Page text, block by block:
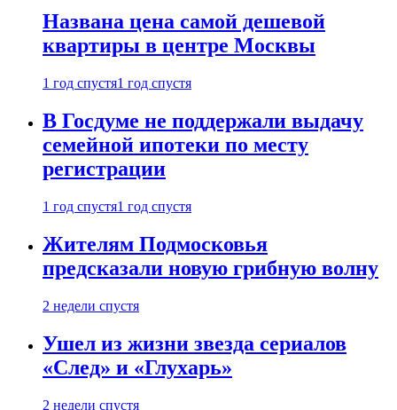
Названа цена самой дешевой
квартиры в центре Москвы
1 год спустя1 год спустя
В Госдуме не поддержали выдачу
семейной ипотеки по месту
регистрации
1 год спустя1 год спустя
Жителям Подмосковья
предсказали новую грибную волну
2 недели спустя
Ушел из жизни звезда сериалов
«След» и «Глухарь»
2 недели спустя